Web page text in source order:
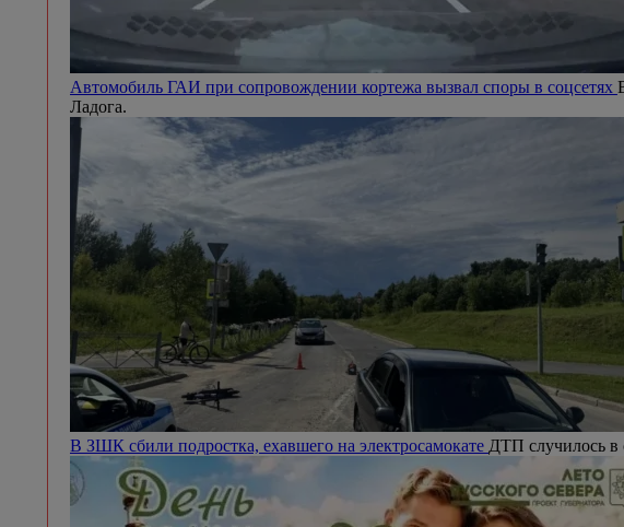
Автомобиль ГАИ при сопровождении кортежа вызвал споры в соцсетях
Ладога.
В ЗШК сбили подростка, ехавшего на электросамокате ДТП случилось в